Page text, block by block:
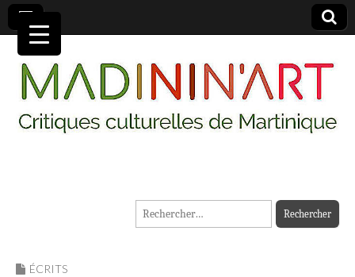
MADININ'ART
Rechercher :
ÉCRITS